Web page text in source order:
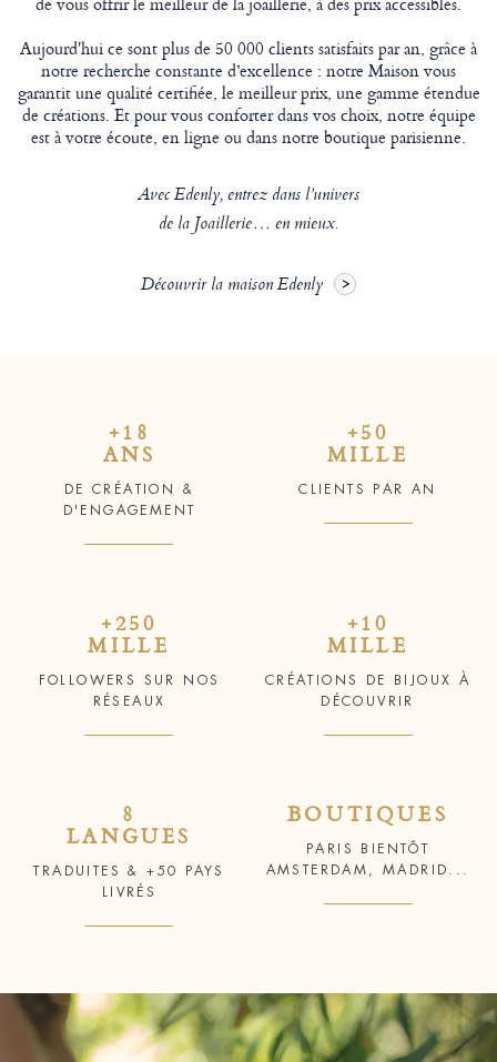
Aujourd'hui ce sont plus de 50 000 clients satisfaits par an, grâce à
notre recherche constante d’excellence : notre Maison vous
garantit une qualité certifiée, le meilleur prix, une gamme étendue
de créations. Et pour vous conforter dans vos choix, notre équipe
est à votre écoute, en ligne ou dans notre boutique parisienne.
Avec Edenly, entrez dans l’univers
de la Joaillerie… en mieux.
Découvrir la maison Edenly
+18
ANS
DE CRÉATION &
D'ENGAGEMENT
+50
MILLE
CLIENTS PAR AN
+250
MILLE
FOLLOWERS SUR NOS
RÉSEAUX
+10
MILLE
CRÉATIONS DE BIJOUX À
DÉCOUVRIR
8
LANGUES
TRADUITES & +50 PAYS
LIVRÉS
BOUTIQUES
PARIS BIENTÔT
AMSTERDAM, MADRID...